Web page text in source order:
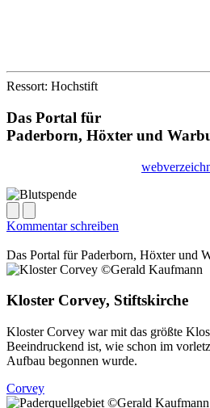
Ressort: Hochstift
Das Portal für
Paderborn, Höxter und
Kommentar schreiben
Das Portal fürPaderborn, Höxterund
Kloster Corvey, Stiftskirche
Kloster Corvey war mit das größte
Beeindruckend ist, wie schon im
Aufbau begonnen wurde.
Corvey